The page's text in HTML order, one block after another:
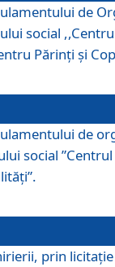
de
social
Părinţi şi
de
social
prin